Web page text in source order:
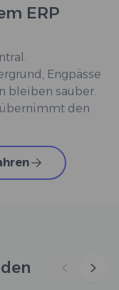
ERP
Engpässe
bleiben sauber.
den